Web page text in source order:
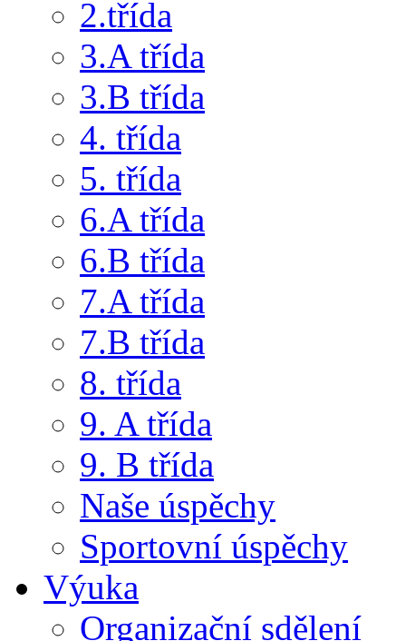
2.třída
3.A třída
3.B třída
4. třída
5. třída
6.A třída
6.B třída
7.A třída
7.B třída
8. třída
9. A třída
9. B třída
Naše úspěchy
Sportovní úspěchy
Výuka
Organizační sdělení